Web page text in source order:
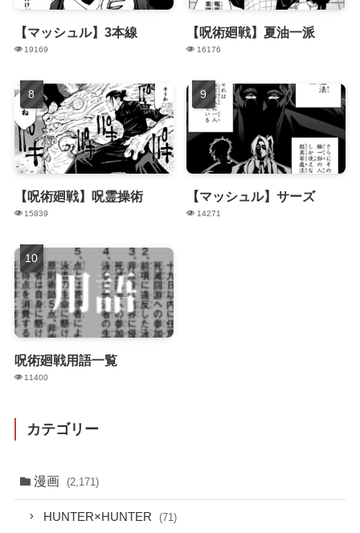
【マッシュル】3本線
19169
【呪術廻戦】夏油一派
16176
【呪術廻戦】呪霊操術
15839
【マッシュル】サーズ
14271
呪術廻戦用語一覧
11400
カテゴリー
漫画 (2,171)
HUNTER×HUNTER (71)